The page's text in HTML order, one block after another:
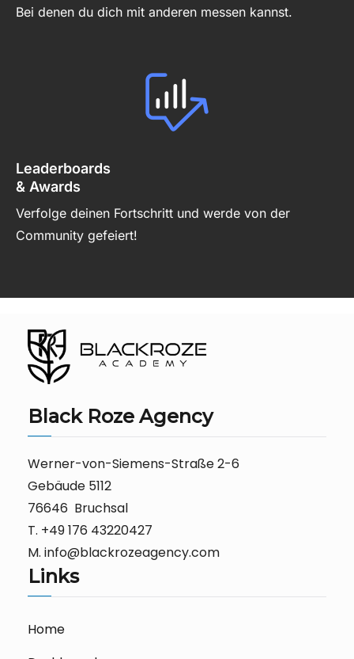
Bei denen du dich mit anderen messen kannst.
Leaderboards
& Awards
Verfolge deinen Fortschritt und werde von der
Community gefeiert!
Black Roze Agency
Werner-von-Siemens-Straße 2-6
Gebäude 5112
76646 Bruchsal
T. +49 176 43220427
M. info@blackrozeagency.com
Links
Home